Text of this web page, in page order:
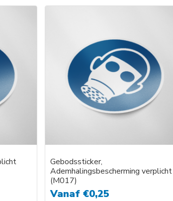
Gebodssticker,
Ademhalingsbescherming verplicht
(M017)
Vanaf €0,25